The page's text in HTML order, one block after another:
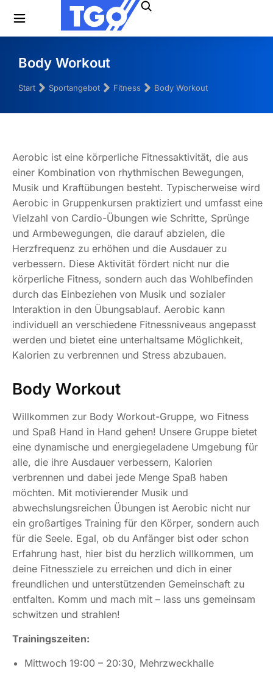
Body Workout
Sie befinden sich hier:
Start Sportangebot Fitness Body Workout
Aerobic ist eine körperliche Fitnessaktivität, die aus
einer Kombination von rhythmischen Bewegungen,
Musik und Kraftübungen besteht. Typischerweise wird
Aerobic in Gruppenkursen praktiziert und umfasst eine
Vielzahl von Cardio-Übungen wie Schritte, Sprünge
und Armbewegungen, die darauf abzielen, die
Herzfrequenz zu erhöhen und die Ausdauer zu
verbessern. Diese Aktivität fördert nicht nur die
körperliche Fitness, sondern auch das Wohlbefinden
durch das Einbeziehen von Musik und sozialer
Interaktion in den Übungsablauf. Aerobic kann
individuell an verschiedene Fitnessniveaus angepasst
werden und bietet eine unterhaltsame Möglichkeit,
Kalorien zu verbrennen und Stress abzubauen.
Body Workout
Willkommen zur Body Workout-Gruppe, wo Fitness
und Spaß Hand in Hand gehen! Unsere Gruppe bietet
eine dynamische und energiegeladene Umgebung für
alle, die ihre Ausdauer verbessern, Kalorien
verbrennen und dabei jede Menge Spaß haben
möchten. Mit motivierender Musik und
abwechslungsreichen Übungen ist Aerobic nicht nur
ein großartiges Training für den Körper, sondern auch
für die Seele. Egal, ob du Anfänger bist oder schon
Erfahrung hast, hier bist du herzlich willkommen, um
deine Fitnessziele zu erreichen und dich in einer
freundlichen und unterstützenden Gemeinschaft zu
entfalten. Komm und mach mit – lass uns gemeinsam
schwitzen und strahlen!
Trainingszeiten:
Mittwoch 19:00 – 20:30, Mehrzweckhalle